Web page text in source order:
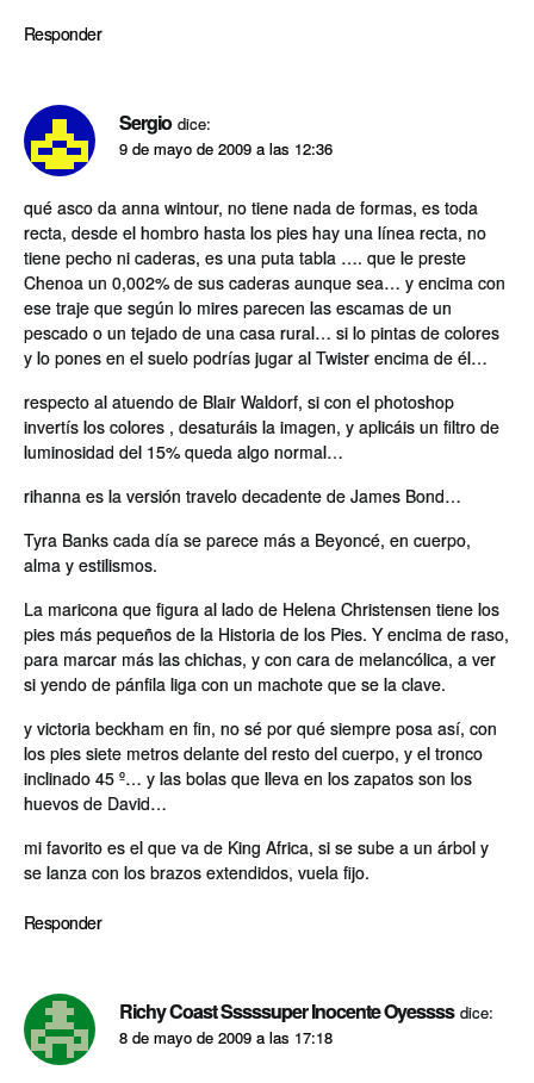
Responder
Sergio dice:
9 de mayo de 2009 a las 12:36
qué asco da anna wintour, no tiene nada de formas, es toda
recta, desde el hombro hasta los pies hay una lí­nea recta, no
tiene pecho ni caderas, es una puta tabla …. que le preste
Chenoa un 0,002% de sus caderas aunque sea… y encima con
ese traje que según lo mires parecen las escamas de un
pescado o un tejado de una casa rural… si lo pintas de colores
y lo pones en el suelo podrí­as jugar al Twister encima de él…
respecto al atuendo de Blair Waldorf, si con el photoshop
invertí­s los colores , desaturáis la imagen, y aplicáis un filtro de
luminosidad del 15% queda algo normal…
rihanna es la versión travelo decadente de James Bond…
Tyra Banks cada dí­a se parece más a Beyoncé, en cuerpo,
alma y estilismos.
La maricona que figura al lado de Helena Christensen tiene los
pies más pequeños de la Historia de los Pies. Y encima de raso,
para marcar más las chichas, y con cara de melancólica, a ver
si yendo de pánfila liga con un machote que se la clave.
y victoria beckham en fin, no sé por qué siempre posa así­, con
los pies siete metros delante del resto del cuerpo, y el tronco
inclinado 45 º… y las bolas que lleva en los zapatos son los
huevos de David…
mi favorito es el que va de King Africa, si se sube a un árbol y
se lanza con los brazos extendidos, vuela fijo.
Responder
Richy Coast Sssssuper Inocente Oyessss dice:
8 de mayo de 2009 a las 17:18